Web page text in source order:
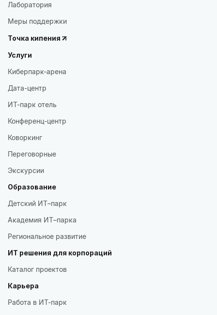
Лаборатория
Меры поддержки
Точка кипения
Услуги
Киберпарк-арена
Дата-центр
ИТ-парк отель
Конференц-центр
Коворкинг
Переговорные
Экскурсии
Образование
Детский ИТ–парк
Академия ИТ–парка
Региональное развитие
ИТ решения для корпораций
Каталог проектов
Карьера
Работа в ИТ-парк